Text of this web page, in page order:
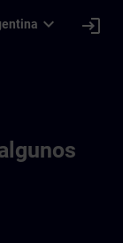
expand_more login